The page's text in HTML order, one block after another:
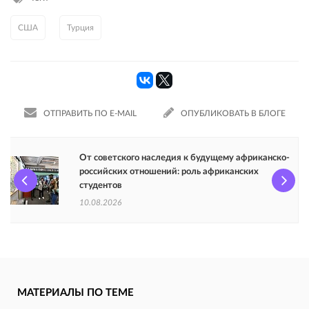
США Турция
ОТПРАВИТЬ ПО E-MAIL ОПУБЛИКОВАТЬ В БЛОГЕ
От советского наследия к будущему африканско-
российских отношений: роль африканских
студентов
10.08.2026
МАТЕРИАЛЫ ПО ТЕМЕ